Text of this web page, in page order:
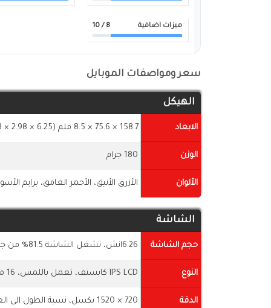
ميزات اضافية 8
/ 10
سعر ومواصفات الموبايل
الهيكل
الابعاد 158.7 × 75.6 × 8.5 ملم (6.25 × 2.98 × 0.33 بوصة)
الوزن 180 جرام
الألوان الأزرق الأنيق، الأحمر الغامق، برايم
الشاشة
حجم الشاشة 6.26انش، تشغل الشاشة 81.5% من جسم الهاتف
النوع IPS LCD كابستف، تعمل باللمس، 16 مليون لون
الدقة 720 × 1520 بكسل، نسبة الطول الى العرض 18:9